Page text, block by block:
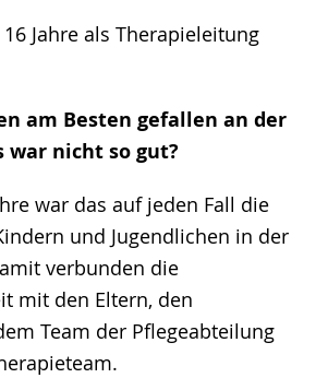
Jahre als Therapieleitung
am Besten gefallen an der
war nicht so gut?
war das auf jeden Fall die
und Jugendlichen in der
verbunden die
mit den Eltern, den
Team der Pflegeabteilung